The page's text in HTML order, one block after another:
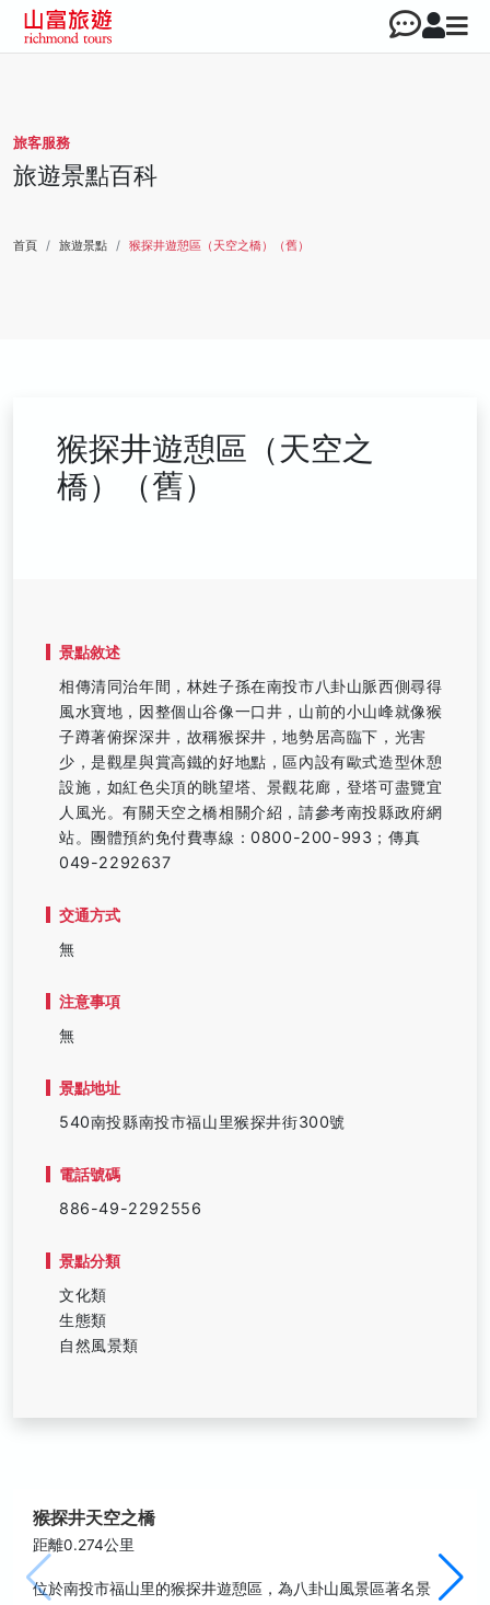
旅客服務
旅遊景點百科
首頁 旅遊景點 猴探井遊憩區（天空之橋）（舊）
猴探井遊憩區（天空之
橋）（舊）
景點敘述
相傳清同治年間，林姓子孫在南投市八卦山脈西側尋得
風水寶地，因整個山谷像一口井，山前的小山峰就像猴
子蹲著俯探深井，故稱猴探井，地勢居高臨下，光害
少，是觀星與賞高鐵的好地點，區內設有歐式造型休憩
設施，如紅色尖頂的眺望塔、景觀花廊，登塔可盡覽宜
人風光。有關天空之橋相關介紹，請參考南投縣政府網
站。團體預約免付費專線：0800-200-993；傳真
049-2292637
交通方式
無
注意事項
無
景點地址
540南投縣南投市福山里猴探井街300號
電話號碼
886-49-2292556
景點分類
文化類
生態類
自然風景類
猴探井天空之橋
距離0.274公里
位於南投市福山里的猴探井遊憩區，為八卦山風景區著名景